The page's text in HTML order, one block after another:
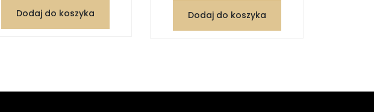
Dodaj do koszyka Dodaj do koszyka